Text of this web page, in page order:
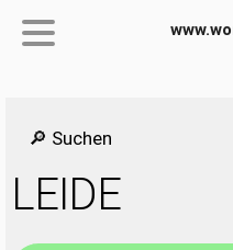
🔎 Suchen
LEIDE